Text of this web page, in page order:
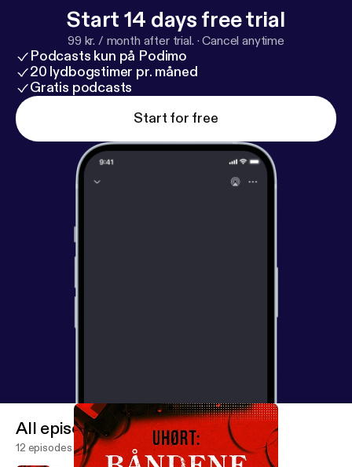
Start 14 days free trial
99 kr. / month after trial. ·Cancel anytime
Podcasts kun på Podimo
20 lydbogstimer pr. måned
Gratis podcasts
Start for free
All episodes
12 episodes